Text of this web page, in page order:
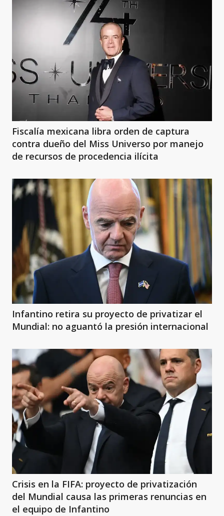
Fiscalía mexicana libra orden de captura
contra dueño del Miss Universo por manejo
de recursos de procedencia ilícita
Infantino retira su proyecto de privatizar el
Mundial: no aguantó la presión internacional
Crisis en la FIFA: proyecto de privatización
del Mundial causa las primeras renuncias en
el equipo de Infantino